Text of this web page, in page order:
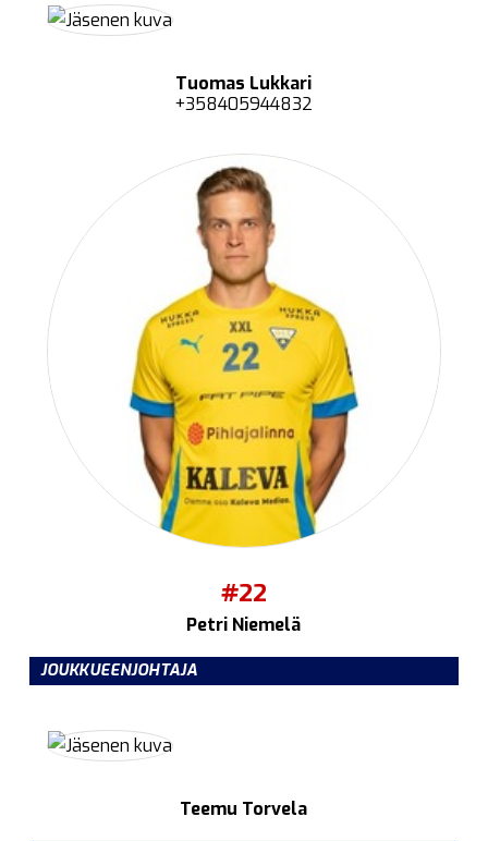
Tuomas Lukkari
+358405944832
#22
Petri Niemelä
JOUKKUEENJOHTAJA
Teemu Torvela